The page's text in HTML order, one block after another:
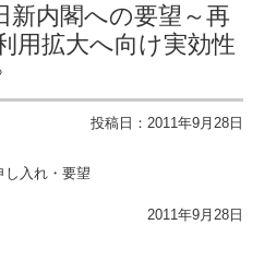
新内閣への要望～再
用拡大へ向け実効性
投稿日： 2011年9月28日
2011年9月28日